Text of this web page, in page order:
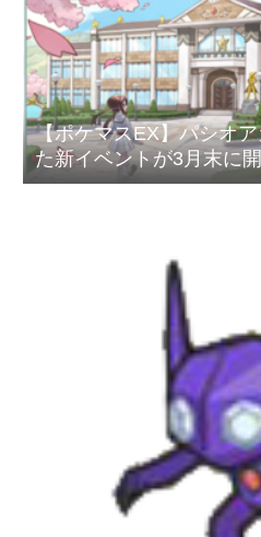
【ポケマスEX】パシオ
た新イベントが3月末に